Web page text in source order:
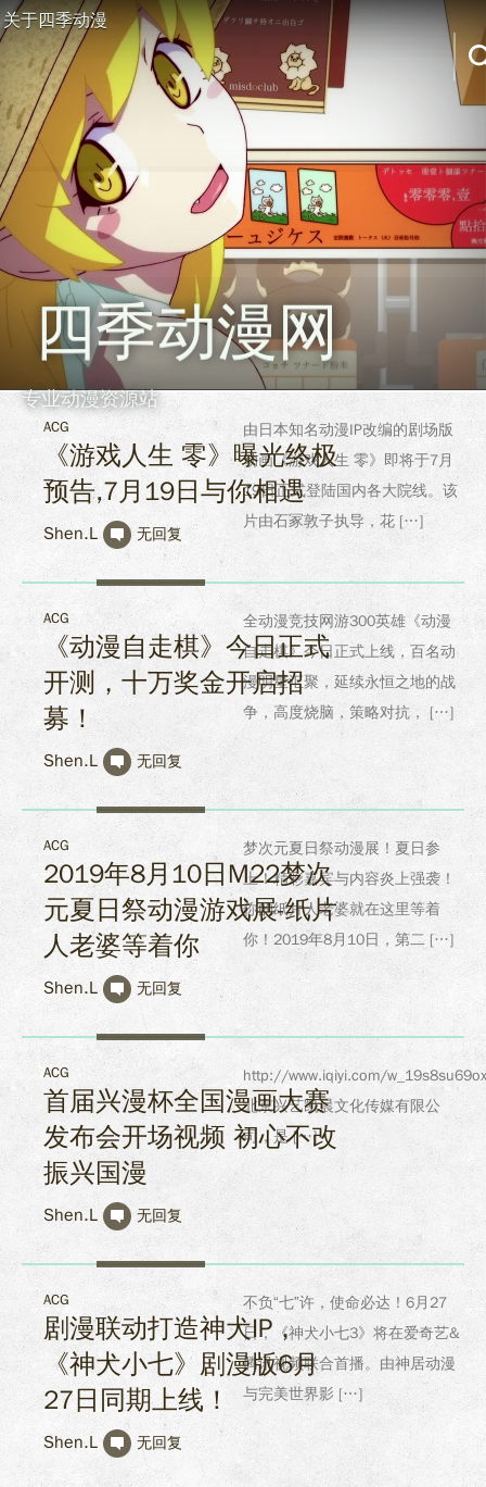
关于四季动漫
四季动漫网
专业动漫资源站
ACG
《游戏人生 零》曝光终极
预告,7月19日与你相遇
Shen.L 无回复
由日本知名动漫IP改编的剧场版
动画《游戏人生 零》即将于7月
19日正式登陆国内各大院线。该
片由石冢敦子执导，花 […]
ACG
《动漫自走棋》今日正式
开测，十万奖金开启招
募！
Shen.L 无回复
全动漫竞技网游300英雄《动漫
自走棋》今日正式上线，百名动
漫明星汇聚，延续永恒之地的战
争，高度烧脑，策略对抗， […]
ACG
2019年8月10日M22梦次
元夏日祭动漫游戏展-纸片
人老婆等着你
Shen.L 无回复
梦次元夏日祭动漫展！夏日参
上！精彩嘉宾与内容炎上强袭！
你的纸片人老婆就在这里等着
你！2019年8月10日，第二 […]
ACG
首届兴漫杯全国漫画大赛
发布会开场视频 初心不改
振兴国漫
Shen.L 无回复
http://www.iqiyi.com/
北京兴艺凯晨文化传媒有限公
司，是 […]
ACG
剧漫联动打造神犬IP，
《神犬小七》剧漫版6月
27日同期上线！
Shen.L 无回复
不负“七”许，使命必达！6月27
日，《神犬小七3》将在爱奇艺&
腾讯视频联合首播。由神居动漫
与完美世界影 […]